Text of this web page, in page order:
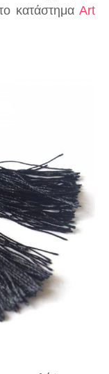
κατάστημαArt